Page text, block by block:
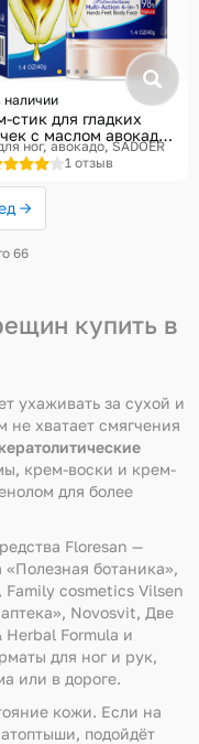
наличии
стик для гладких
с маслом авокадо
и трещин
ног, авокадо SADOER
1 отзыв
→
66
купить в
ухаживать за сухой и
не хватает смягчения
кератолитические
крем-воски и крем-
для более
Floresan —
ботаника»,
Family cosmetics Vilsen
Novosvit, Две
Formula и
для ног и рук,
или в дороге.
кожи. Если на
подойдёт